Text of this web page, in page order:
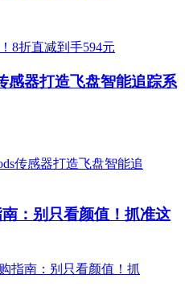
感器打造飞盘智能追踪系
：别只看颜值！抓准这